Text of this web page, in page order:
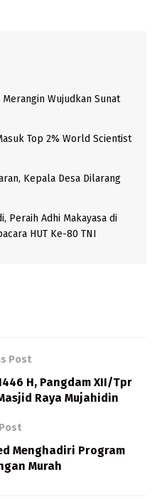
Wujudkan Sunat
Top 2% World Scientist
Kepala Desa Dilarang
Peraih Adhi Makayasa di
HUT Ke-80 TNI
Post
H, Pangdam XII/Tpr
Raya Mujahidin
Menghadiri Program
Murah